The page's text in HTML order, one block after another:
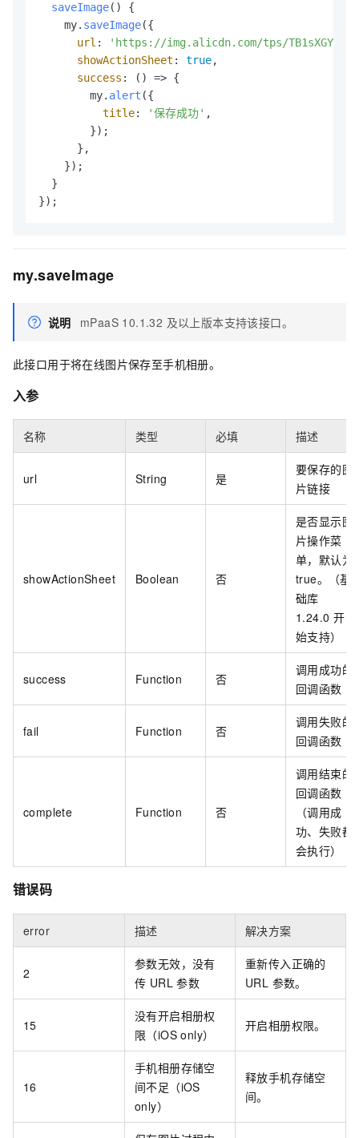
saveImage( ) {
    my.
saveImage({
url :
'https://img.alicdn.com/tps/
showActionSheet : true,
success : () => {
        my.
alert ({
title: '保存成功' ,
        });
      },
    });
  }
});
my.saveImage
说明 mPaaS 10.1.32 及以上版本支持该接口。
此接口用于将在线图片保存至手机相册。
入参
名称 类型 必填 描述
url String 是
要保存的图
片链接
showActionSheet Boolean 否
是否显示图
片操作菜
单，默认为
true。（基
础库
1.24.0 开
始支持）
success Function 否
调用成功的
回调函数
fail Function 否
调用失败的
回调函数
complete Function 否
调用结束的
回调函数
（调用成
功、失败都
会执行）
错误码
error 描述 解决方案
2
参数无效，没有
传 URL 参数
重新传入正确的
URL 参数。
15
没有开启相册权
限（iOS only）
开启相册权限。
16
手机相册存储空
间不足（iOS
only）
释放手机存储空
间。